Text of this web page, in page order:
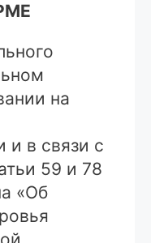
на
и в связи с
59 и 78
«Об